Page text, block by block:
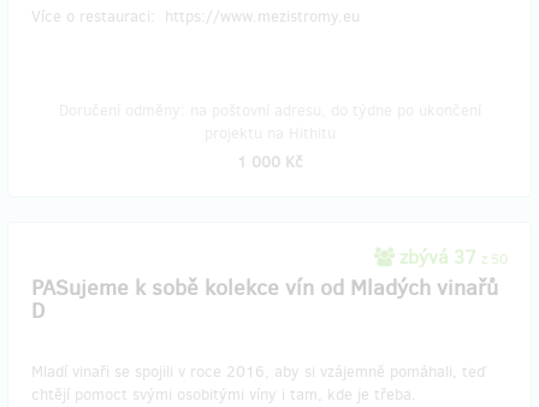
Více o restauraci: https://www.mezistromy.eu
1 000 Kč
zbývá 37 z 50
PASujeme k sobě kolekce vín od Mladých vinařů
D
Mladí vinaři se spojili v roce 2016, aby si vzájemně pomáhali, teď
chtějí pomoct svými osobitými víny i tam, kde je třeba.